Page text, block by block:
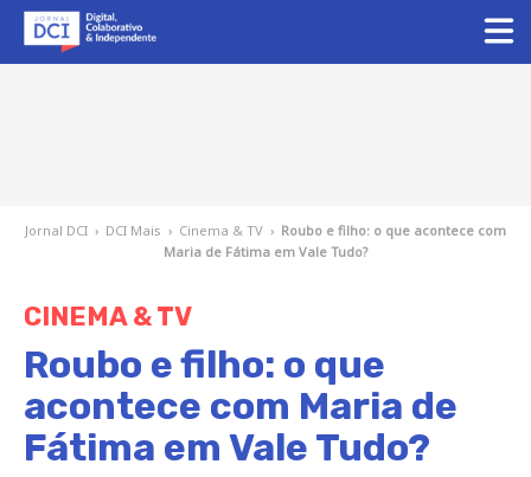
Jornal DCI › DCI Mais › Cinema & TV › Roubo e filho: o que acontece com
Maria de Fátima em Vale Tudo?
CINEMA & TV
Roubo e filho: o que
acontece com Maria de
Fátima em Vale Tudo?